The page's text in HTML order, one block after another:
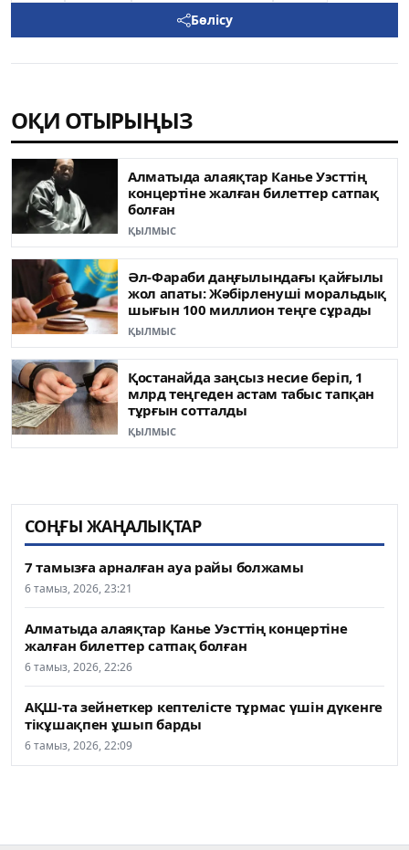
Бөлісу
ОҚИ ОТЫРЫҢЫЗ
Алматыда алаяқтар Канье Уэсттің
концертіне жалған билеттер сатпақ
болған
ҚЫЛМЫС
Әл-Фараби даңғылындағы қайғылы
жол апаты: Жәбірленуші моральдық
шығын 100 миллион теңге сұрады
ҚЫЛМЫС
Қостанайда заңсыз несие беріп, 1
млрд теңгеден астам табыс тапқан
тұрғын сотталды
ҚЫЛМЫС
СОҢҒЫ ЖАҢАЛЫҚТАР
7 тамызға арналған ауа райы болжамы
6 тамыз, 2026, 23:21
Алматыда алаяқтар Канье Уэсттің концертіне
жалған билеттер сатпақ болған
6 тамыз, 2026, 22:26
АҚШ-та зейнеткер кептелісте тұрмас үшін дүкенге
тікұшақпен ұшып барды
6 тамыз, 2026, 22:09